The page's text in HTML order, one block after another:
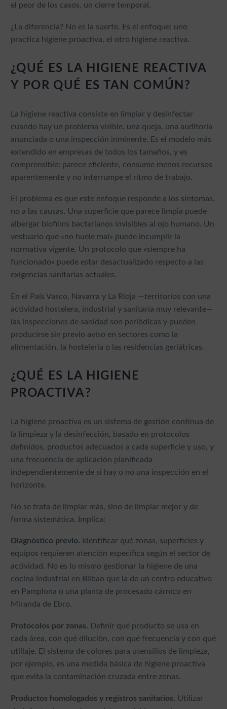
el peor de los casos, un cierre temporal.
¿La diferencia? No es la suerte. Es el enfoque: uno
practica higiene proactiva, el otro higiene reactiva.
¿QUÉ ES LA HIGIENE REACTIVA
Y POR QUÉ ES TAN COMÚN?
La higiene reactiva consiste en limpiar y desinfectar
cuando hay un problema visible, una queja, una auditoría
anunciada o una inspección inminente. Es el modelo más
extendido en empresas de todos los tamaños, y es
comprensible: parece eficiente, consume menos recursos
aparentemente y no interrumpe el ritmo de trabajo.
El problema es que este enfoque responde a los síntomas,
no a las causas. Una superficie que parece limpia puede
albergar biofilms bacterianos invisibles al ojo humano. Un
vestuario que «no huele mal» puede incumplir la
normativa vigente. Un protocolo que «siempre ha
funcionado» puede estar desactualizado respecto a las
exigencias sanitarias actuales.
En el País Vasco, Navarra y La Rioja —territorios con una
actividad hostelera, industrial y sanitaria muy relevante—
las inspecciones de sanidad son periódicas y pueden
producirse sin previo aviso en sectores como la
alimentación, la hostelería o las residencias geriátricas.
¿QUÉ ES LA HIGIENE
PROACTIVA?
La higiene proactiva es un sistema de gestión continua de
la limpieza y la desinfección, basado en protocolos
definidos, productos adecuados a cada superficie y uso, y
una frecuencia de aplicación planificada
independientemente de si hay o no una inspección en el
horizonte.
No se trata de limpiar más, sino de limpiar mejor y de
forma sistemática. Implica:
Diagnóstico previo. Identificar qué zonas, superficies y
equipos requieren atención específica según el sector de
actividad. No es lo mismo gestionar la higiene de una
cocina industrial en Bilbao que la de un centro educativo
en Pamplona o una planta de procesado cárnico en
Miranda de Ebro.
Protocolos por zonas. Definir qué producto se usa en
cada área, con qué dilución, con qué frecuencia y con qué
utillaje. El sistema de colores para utensilios de limpieza,
por ejemplo, es una medida básica de higiene proactiva
que evita la contaminación cruzada entre zonas.
Productos homologados y registros sanitarios. Utilizar